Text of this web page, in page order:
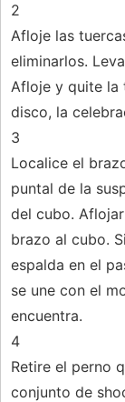
2
Afloje las
eliminarlos.
Afloje y quite la
disco, la
3
Localice el
puntal de la
del cubo.
brazo al cubo.
espalda en el
se une con el
encuentra.
4
Retire el perno
conjunto de